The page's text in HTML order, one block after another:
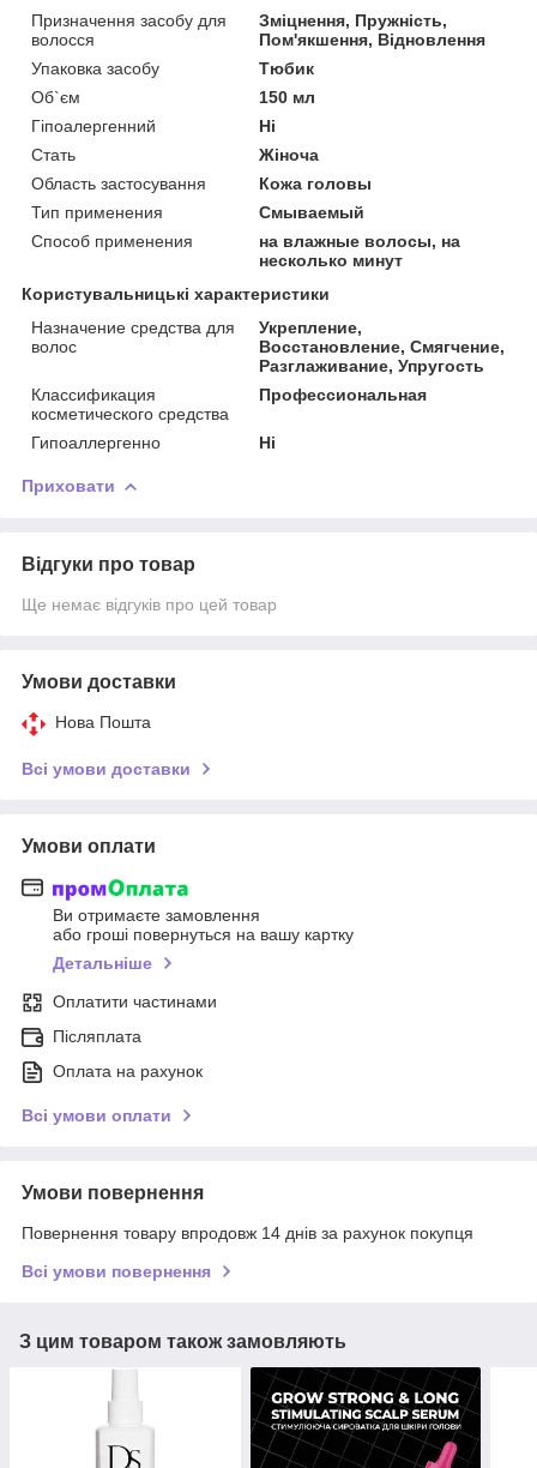
Призначення засобу для
волосся
Зміцнення, Пружність,
Пом'якшення, Відновлення
Упаковка засобу
Тюбик
Об`єм
150 мл
Гіпоалергенний
Ні
Стать
Жіноча
Область застосування
Кожа головы
Тип применения
Смываемый
Способ применения
на влажные волосы, на
несколько минут
Користувальницькі характеристики
Назначение средства для
волос
Укрепление,
Восстановление, Смягчение,
Разглаживание, Упругость
Классификация
косметического средства
Профессиональная
Гипоаллергенно Ні
Приховати
Відгуки про товар
Ще немає відгуків про цей товар
Умови доставки
Нова Пошта
Всі умови доставки
Умови оплати
Ви отримаєте замовлення
або гроші повернуться на вашу картку
Детальніше
Оплатити частинами
Післяплата
Оплата на рахунок
Всі умови оплати
Умови повернення
Повернення товару впродовж 14 днів за рахунок покупця
Всі умови повернення
З цим товаром також замовляють